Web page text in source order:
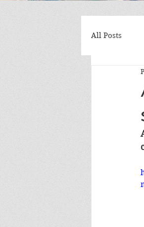
All Posts